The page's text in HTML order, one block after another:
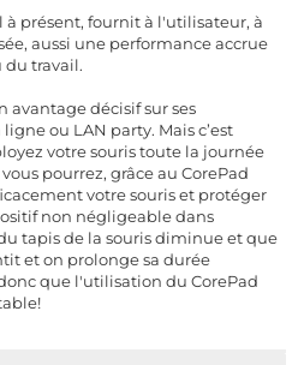
à présent, fournit à l'utilisateur, à
aussi une performance accrue
du travail.
avantage décisif sur ses
ou LAN party. Mais c’est
votre souris toute la journée
pourrez, grâce au CorePad
votre souris et protéger
non négligeable dans
tapis de la souris diminue et que
et on prolonge sa durée
que l'utilisation du CorePad